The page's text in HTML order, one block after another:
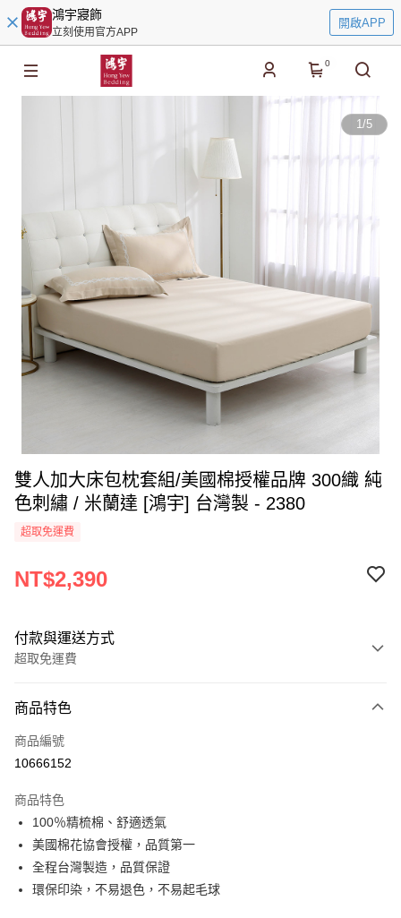
鴻宇寢飾
立刻使用官方APP
開啟APP
0
1/5
雙人加大床包枕套組/美國棉授權品牌 300織 純
色刺繡 / 米蘭達 [鴻宇] 台灣製 - 2380
超取免運費
NT$2,390
付款與運送方式
超取免運費
信用卡一次付款
超商取貨付款
Apple Pay
悠遊付
Google Pay
商品特色
商品編號
10666152
商品特色
100％精梳棉、舒適透氣
美國棉花協會授權，品質第一
全程台灣製造，品質保證
環保印染，不易退色，不易起毛球